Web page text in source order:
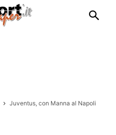
Juventus, con Manna al Napoli